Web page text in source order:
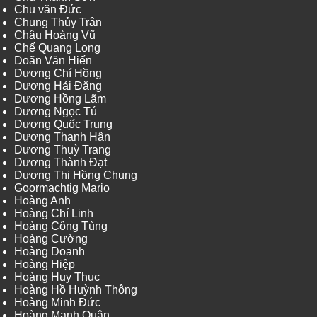
Chu văn Đức
Chung Thủy Trân
Châu Hoàng Vũ
Chế Quang Long
Doãn Văn Hiến
Dương Chí Hồng
Dương Hải Đăng
Dương Hồng Lãm
Dương Ngọc Tú
Dương Quốc Trung
Dương Thanh Hân
Dương Thuỳ Trang
Dương Thành Đạt
Dương Thị Hồng Chung
Goormachtig Mario
Hoàng Anh
Hoàng Chí Linh
Hoàng Công Tùng
Hoàng Cường
Hoàng Doanh
Hoàng Hiệp
Hoàng Huy Thục
Hoàng Hồ Huỳnh Thông
Hoàng Minh Đức